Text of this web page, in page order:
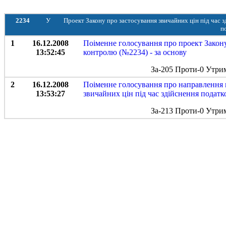
2234 У
Проект Закону про застосування звичайних цін під
1
16.12.2008
13:52:45
Поіменне голосування про проект
контролю (№2234) - за основу
За-205 Проти-0
2
16.12.2008
13:53:27
Поіменне голосування про
звичайних цін під час здійснення
За-213 Проти-0